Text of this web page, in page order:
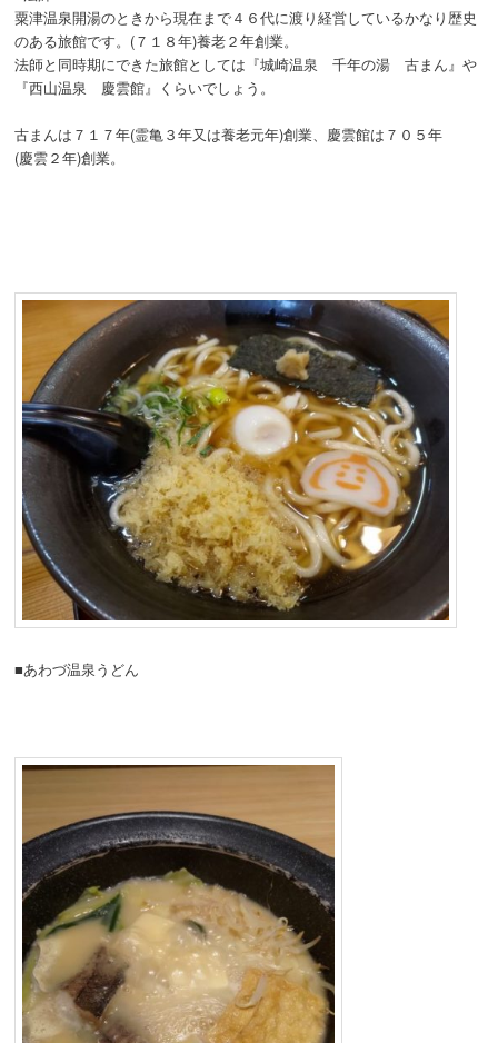
粟津温泉開湯のときから現在まで４６代に渡り経営しているかなり歴史
のある旅館です。(７１８年)養老２年創業。
法師と同時期にできた旅館としては『城崎温泉 千年の湯 古まん』や
『西山温泉 慶雲館』くらいでしょう。
古まんは７１７年(霊亀３年又は養老元年)創業、慶雲館は７０５年
(慶雲２年)創業。
■あわづ温泉うどん